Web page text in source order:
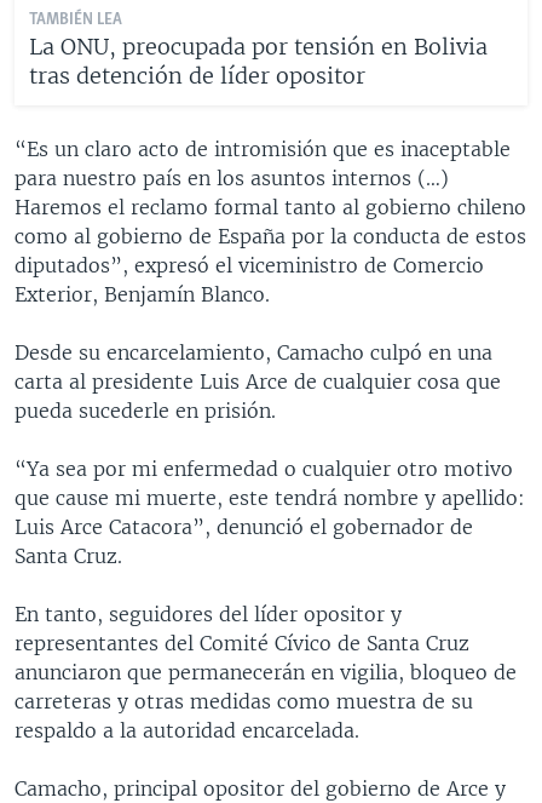
TAMBIÉN LEA
La ONU, preocupada por tensión en Bolivia
tras detención de líder opositor
“Es un claro acto de intromisión que es inaceptable
para nuestro país en los asuntos internos (…)
Haremos el reclamo formal tanto al gobierno chileno
como al gobierno de España por la conducta de estos
diputados”, expresó el viceministro de Comercio
Exterior, Benjamín Blanco.
Desde su encarcelamiento, Camacho culpó en una
carta al presidente Luis Arce de cualquier cosa que
pueda sucederle en prisión.
“Ya sea por mi enfermedad o cualquier otro motivo
que cause mi muerte, este tendrá nombre y apellido:
Luis Arce Catacora”, denunció el gobernador de
Santa Cruz.
En tanto, seguidores del líder opositor y
representantes del Comité Cívico de Santa Cruz
anunciaron que permanecerán en vigilia, bloqueo de
carreteras y otras medidas como muestra de su
respaldo a la autoridad encarcelada.
Camacho, principal opositor del gobierno de Arce y